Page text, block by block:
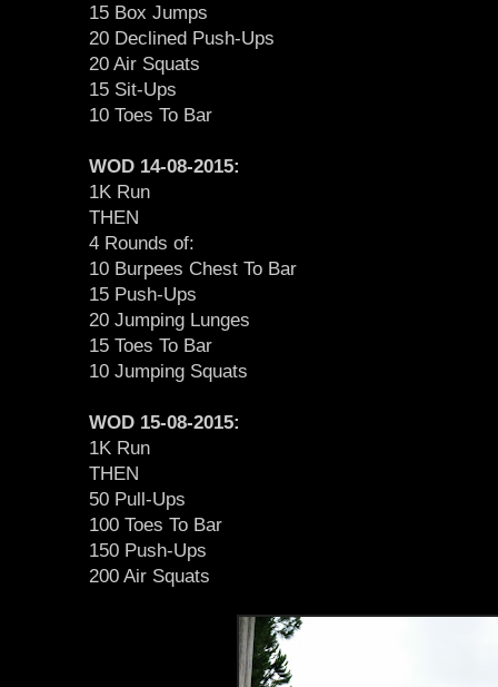
15 Box Jumps
20 Declined Push-Ups
20 Air Squats
15 Sit-Ups
10 Toes To Bar
WOD 14-08-2015:
1K Run
THEN
4 Rounds of:
10 Burpees Chest To Bar
15 Push-Ups
20 Jumping Lunges
15 Toes To Bar
10 Jumping Squats
WOD 15-08-2015:
1K Run
THEN
50 Pull-Ups
100 Toes To Bar
150 Push-Ups
200 Air Squats